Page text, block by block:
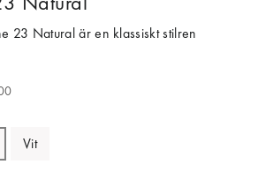
23 Natural är en klassiskt stilren
Vit